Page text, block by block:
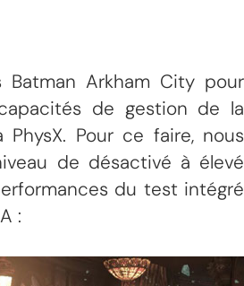
Batman Arkham City pour
de gestion de la
PhysX. Pour ce faire, nous
de désactivé à élevé
du test intégré
: